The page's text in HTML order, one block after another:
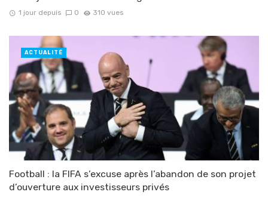
1 jour depuis 0 310 vues
Football : la FIFA s’excuse après l’abandon de son projet
d’ouverture aux investisseurs privés
ACTUALITÉ